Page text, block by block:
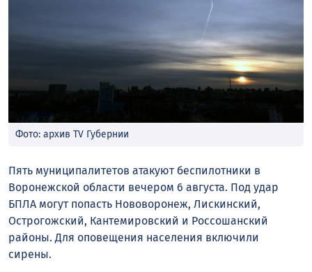
Фото: архив TV Губернии
Пять муниципалитетов атакуют беспилотники в
Воронежской области вечером 6 августа. Под удар
БПЛА могут попасть Нововоронеж, Лискинский,
Острогожский, Кантемировский и Россошанский
районы. Для оповещения населения включили
сирены.